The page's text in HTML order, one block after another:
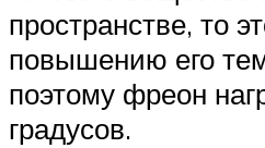
пространстве, то
повышению его
поэтому фреон
градусов.